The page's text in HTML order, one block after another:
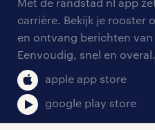
aanmelden nieuwsbrief
blogs en artikelen
salarischecker
bruto-netto calculator
onze vestigingen
pers
Met de randstad nl app
carrière. Bekijk je rooster
en ontvang berichten
Eenvoudig, snel en overal.
apple app store
google play store